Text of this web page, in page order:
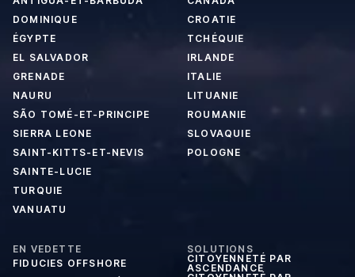
DOMINIQUE
ÉGYPTE
EL SALVADOR
GRENADE
NAURU
SÃO TOMÉ-ET-PRINCIPE
SIERRA LEONE
SAINT-KITTS-ET-NEVIS
SAINTE-LUCIE
TURQUIE
VANUATU
CROATIE
TCHÉQUIE
IRLANDE
ITALIE
LITUANIE
ROUMANIE
SLOVAQUIE
POLOGNE
EN VEDETTE
FIDUCIES OFFSHORE
SOLUTIONS
CITOYENNETÉ PAR
ASCENDANCE